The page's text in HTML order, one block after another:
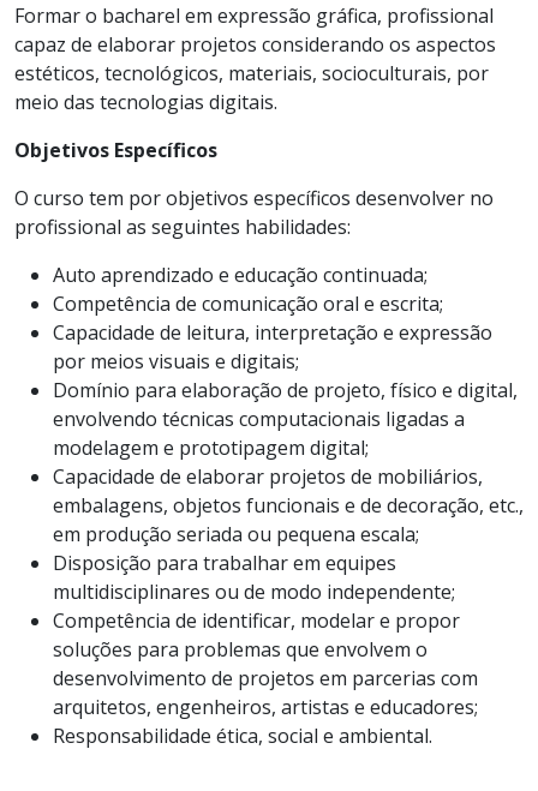
Formar o bacharel em expressão gráfica, profissional
capaz de elaborar projetos considerando os aspectos
estéticos, tecnológicos, materiais, socioculturais, por
meio das tecnologias digitais.
Objetivos Específicos
O curso tem por objetivos específicos desenvolver no
profissional as seguintes habilidades:
Auto aprendizado e educação continuada;
Competência de comunicação oral e escrita;
Capacidade de leitura, interpretação e expressão
por meios visuais e digitais;
Domínio para elaboração de projeto, físico e digital,
envolvendo técnicas computacionais ligadas a
modelagem e prototipagem digital;
Capacidade de elaborar projetos de mobiliários,
embalagens, objetos funcionais e de decoração, etc.,
em produção seriada ou pequena escala;
Disposição para trabalhar em equipes
multidisciplinares ou de modo independente;
Competência de identificar, modelar e propor
soluções para problemas que envolvem o
desenvolvimento de projetos em parcerias com
arquitetos, engenheiros, artistas e educadores;
Responsabilidade ética, social e ambiental.